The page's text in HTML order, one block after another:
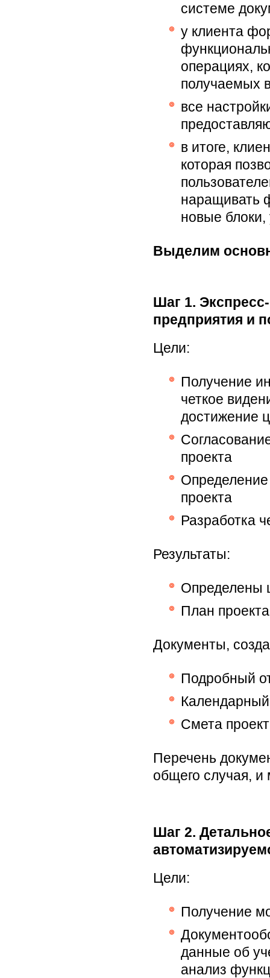
системе
у клиента
операциях,
получаемых
все
в итоге,
которая
наращивать
новые блоки,
Выделим
Шаг 1.
предприятия и
Цели:
Получение
четкое
достижение
проекта
проекта
Разработка
Результаты:
Определены
План
Документы,
Подробный
Смета
Перечень
общего случая, и
Шаг 2.
Цели:
Получение
данные об
анализ